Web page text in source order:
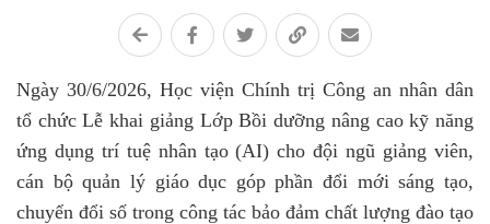
Ngày 30/6/2026, Học viện Chính trị Công an nhân dân
tổ chức Lễ khai giảng Lớp Bồi dưỡng nâng cao kỹ năng
ứng dụng trí tuệ nhân tạo (AI) cho đội ngũ giảng viên,
cán bộ quản lý giáo dục góp phần đổi mới sáng tạo,
chuyển đổi số trong công tác bảo đảm chất lượng đào tạo